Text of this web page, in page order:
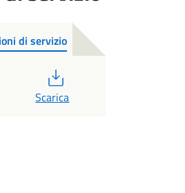
di servizio
Scarica